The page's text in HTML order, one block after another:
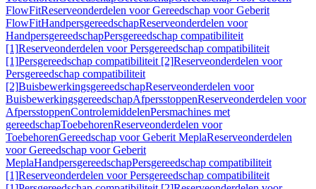
FlowFitReserveonderdelen voor Gereedschap voor Geberit
FlowFitHandpersgereedschapReserveonderdelen voor
HandpersgereedschapPersgereedschap compatibiliteit
[1]Reserveonderdelen voor Persgereedschap compatibiliteit
[1]Persgereedschap compatibiliteit [2]Reserveonderdelen voor
Persgereedschap compatibiliteit
[2]BuisbewerkingsgereedschapReserveonderdelen voor
BuisbewerkingsgereedschapAfpersstoppenReserveonderdelen voor
AfpersstoppenControlemiddelenPersmachines met
gereedschapToebehorenReserveonderdelen voor
ToebehorenGereedschap voor Geberit MeplaReserveonderdelen
voor Gereedschap voor Geberit
MeplaHandpersgereedschapPersgereedschap compatibiliteit
[1]Reserveonderdelen voor Persgereedschap compatibiliteit